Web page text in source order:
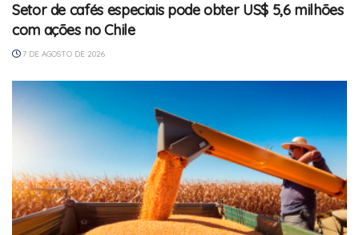
Setor de cafés especiais pode obter US$ 5,6 milhões
com ações no Chile
7 DE AGOSTO DE 2026